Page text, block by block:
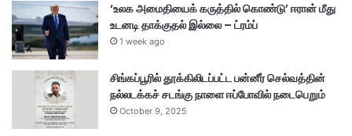
‘உலக அமைதியைக் கருத்தில் கொண்டு’ ஈரான் மீது
உடனடி தாக்குதல் இல்லை – ட்ரம்ப்
1 week ago
சிங்கப்பூரில் தூக்கிலிடப்பட்ட பன்னீர் செல்வத்தின்
நல்லடக்கச் சடங்கு நாளை ஈப்போவில் நடைபெறும்
October 9, 2025